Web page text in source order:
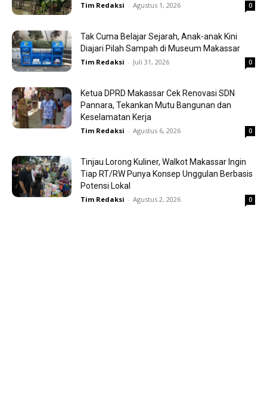
Tim Redaksi - Agustus 1, 2026 0
Tak Cuma Belajar Sejarah, Anak-anak Kini
Diajari Pilah Sampah di Museum Makassar
Tim Redaksi - Juli 31, 2026 0
Ketua DPRD Makassar Cek Renovasi SDN
Pannara, Tekankan Mutu Bangunan dan
Keselamatan Kerja
Tim Redaksi - Agustus 6, 2026 0
Tinjau Lorong Kuliner, Walkot Makassar Ingin
Tiap RT/RW Punya Konsep Unggulan Berbasis
Potensi Lokal
Tim Redaksi - Agustus 2, 2026 0